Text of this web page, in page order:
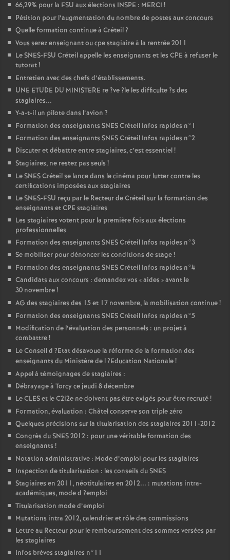
66,29% pour la FSU aux élections INSPE : MERCI !
Pétition pour l’augmentation du nombre de postes aux concours
Quelle formation continue à Créteil?
Vous serez enseignant ou cpe stagiaire à la rentrée 2011
LeSNES-FSU Créteil appelle les enseignants et les CPE à refuser le
tutorat!
Entretien avec des chefs d’établissements.
UNE ETUDE DU MINISTERE re?ve?le les difficulte?s des
stagiaires...
Y-a-t-il un pilote dans l’avion ?
Formation des enseignants SNESCréteil Infos rapides n°1
Formation des enseignants SNESCréteil Infos rapides n°2
Discuter et débattre entre stagiaires, c’est essentiel!
Stagiaires, ne restez pas seuls !
LeSNESCréteil se lance dans le cinéma pour lutter contre les
certifications imposées aux stagiaires
LeSNES-FSU reçu par le Recteur de Créteil sur la formation des
enseignants etCPE stagiaires
Les stagiaires votent pour la première fois aux élections
professionnelles
Formation des enseignants SNESCréteil Infos rapides n°3
Se mobiliser pour dénoncer les conditions de stage!
Formation des enseignants SNESCréteil Infos rapides n°4
Candidats aux concours : demandez vos «aides » avant le
30 novembre!
AG des stagiaires des 15 et 17 novembre, la mobilisation continue!
Formation des enseignants SNESCréteil Infos rapides n°5
Modification de l’évaluation des personnels : un projet à
combattre!
Le Conseil d ?Etat désavoue la réforme de la formation des
enseignants du Ministère de l?Education Nationale!
Appel à témoignages de stagiaires :
Débrayage à Torcy ce jeudi 8 décembre
LeCLESet le C2i2e ne doivent pas être exigés pour être recruté!
Formation, évaluation : Châtel conserve son triple zéro
Quelques précisions sur la titularisation des stagiaires 2011-2012
Congrès duSNES2012 : pour une véritable formation des
enseignants !
Notation administrative : Mode d’emploi pour les stagiaires
Inspection de titularisation : les conseils duSNES
Stagiaires en 2011, néotitulaires en 2012... : mutations intra-
académiques, mode d ?emploi
Titularisation mode d’emploi
Mutations intra 2012, calendrier et rôle des commissions
Lettre au Recteur pour le remboursement des sommes versées par
les stagiaires
Infos brèves stagiaires n°11